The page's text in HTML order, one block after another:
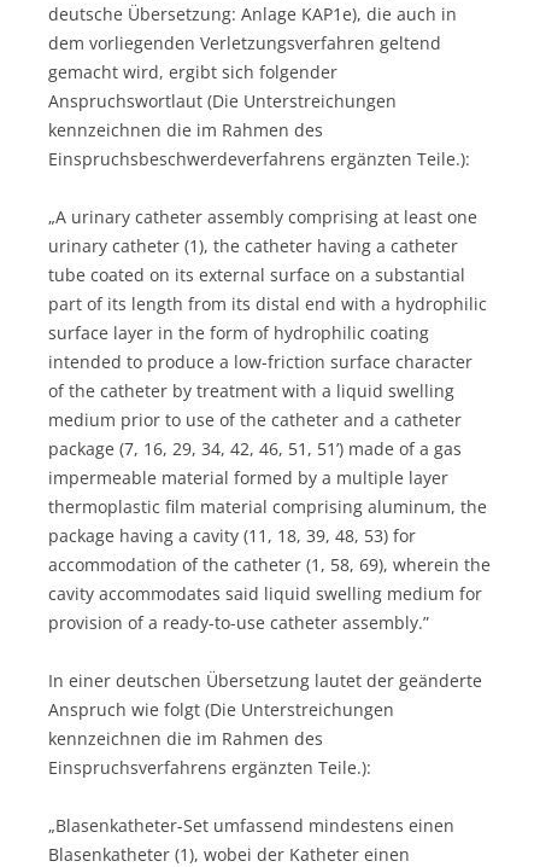
deutsche Übersetzung: Anlage KAP1e), die auch in
dem vorliegenden Verletzungsverfahren geltend
gemacht wird, ergibt sich folgender
Anspruchswortlaut (Die Unterstreichungen
kennzeichnen die im Rahmen des
Einspruchsbeschwerdeverfahrens ergänzten Teile.):
„A urinary catheter assembly comprising at least one
urinary catheter (1), the catheter having a catheter
tube coated on its external surface on a substantial
part of its length from its distal end with a hydrophilic
surface layer in the form of hydrophilic coating
intended to produce a low-friction surface character
of the catheter by treatment with a liquid swelling
medium prior to use of the catheter and a catheter
package (7, 16, 29, 34, 42, 46, 51, 51’) made of a gas
impermeable material formed by a multiple layer
thermoplastic film material comprising aluminum, the
package having a cavity (11, 18, 39, 48, 53) for
accommodation of the catheter (1, 58, 69), wherein the
cavity accommodates said liquid swelling medium for
provision of a ready-to-use catheter assembly.”
In einer deutschen Übersetzung lautet der geänderte
Anspruch wie folgt (Die Unterstreichungen
kennzeichnen die im Rahmen des
Einspruchsverfahrens ergänzten Teile.):
„Blasenkatheter-Set umfassend mindestens einen
Blasenkatheter (1), wobei der Katheter einen